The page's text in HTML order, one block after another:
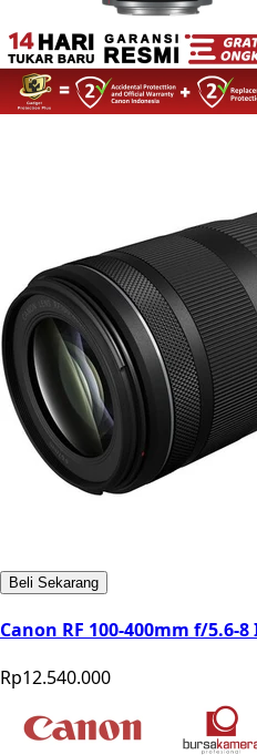
Beli Sekarang
Canon RF 100-400mm f/5.6-
Rp12.540.000